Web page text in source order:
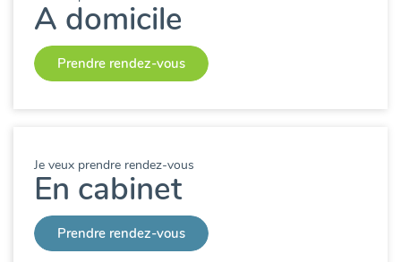
A domicile
Prendre rendez-vous
Je veux prendre rendez-vous
En cabinet
Prendre rendez-vous